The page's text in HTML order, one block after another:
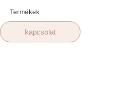
Termékek
kapcsolat